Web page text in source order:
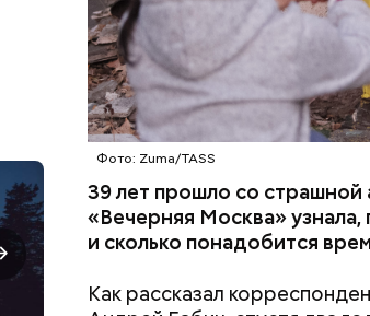
Фото: Zuma/TASS
39 лет прошло со
«Вечерняя Москва»
и сколько понадобится
Как рассказал